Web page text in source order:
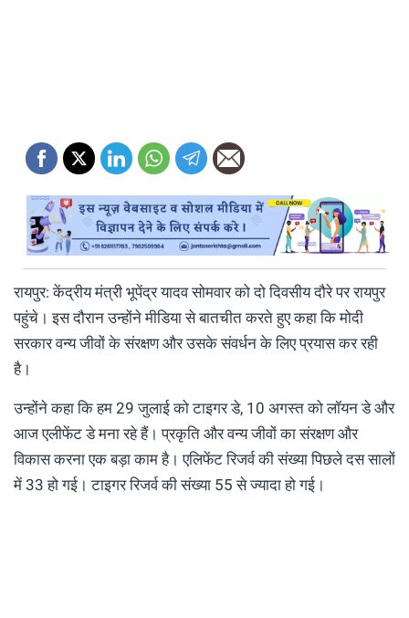
रायपुर: केंद्रीय मंत्री भूपेंद्र यादव सोमवार को दो दिवसीय दौरे पर रायपुर
पहुंचे। इस दौरान उन्होंने मीडिया से बातचीत करते हुए कहा कि मोदी
सरकार वन्य जीवों के संरक्षण और उसके संवर्धन के लिए प्रयास कर रही
है।
उन्होंने कहा कि हम 29 जुलाई को टाइगर डे, 10 अगस्त को लॉयन डे और
आज एलीफेंट डे मना रहे हैं। प्रकृति और वन्य जीवों का संरक्षण और
विकास करना एक बड़ा काम है। एलिफेंट रिजर्व की संख्या पिछले दस सालों
में 33 हो गई। टाइगर रिजर्व की संख्या 55 से ज्यादा हो गई।